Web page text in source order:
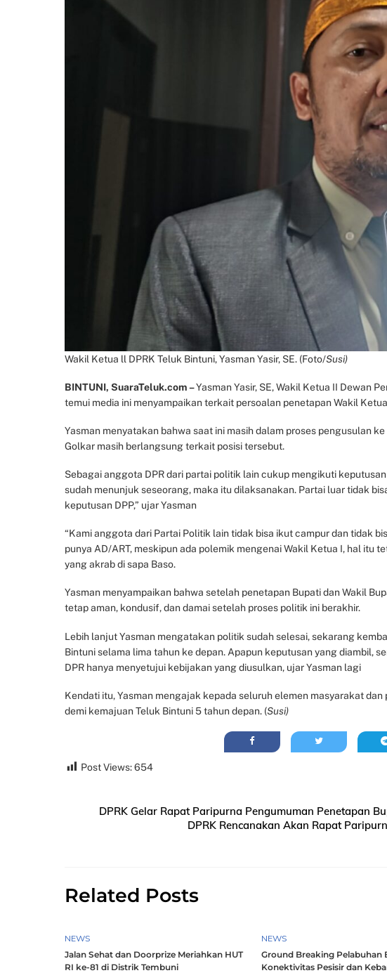
Wakil Ketua ll DPRK Teluk Bintuni, Yasman Yasir, SE. (Foto/Susi)
BINTUNI, SuaraTeluk.com –Yasman Yasir, SE, Wakil Ketua II Dewan
temui media ini menyampaikan terkait persoalan penetapan Wakil
Yasman menyatakan bahwa saat ini masih dalam proses pengusulan
Golkar masih berlangsung terkait posisi tersebut.
Sebagai anggota DPR dari partai politik lain cukup mengikuti
sudah menunjuk seseorang, maka itu dilaksanakan. Partai luar tidak
keputusan DPP,” ujar Yasman
“Kami anggota dari Partai Politik lain tidak bisa ikut campur dan tidak
punya AD/ART, meskipun ada polemik mengenai Wakil Ketua I, hal itu
yang akrab di sapa Baso.
Yasman menyampaikan bahwa setelah penetapan Bupati dan Wakil
tetap aman, kondusif, dan damai setelah proses politik ini berakhir.
Lebih lanjut Yasman mengatakan politik sudah selesai, sekarang
Bintuni selama lima tahun ke depan. Apapun keputusan yang diambil,
DPR hanya menyetujui kebijakan yang diusulkan, ujar Yasman lagi
Kendati itu, Yasman mengajak kepada seluruh elemen masyarakat
demi kemajuan Teluk Bintuni 5 tahun depan. (Susi)
Post Views:654
DPRK Gelar Rapat Paripurna Pengumuman Penetapan
DPRK Rencanakan Akan Rapat
Related Posts
NEWS
Jalan Sehat dan Doorprize Meriahkan HUT
RI ke-81 di Distrik Tembuni
NEWS
Ground Breaking Pelabuhan
Konektivitas Pesisir dan